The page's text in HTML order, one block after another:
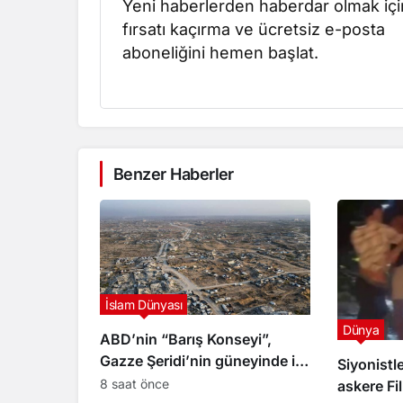
Yeni haberlerden haberdar olmak
fırsatı kaçırma ve ücretsiz e-posta
aboneliğini hemen başlat.
Benzer Haberler
ABD’nin “Barış Konseyi”,
Gazze Şeridi’nin güneyinde ilk
askeri üssün inşası için
İslam Dünyası
8 saat önce
askere
Dünya